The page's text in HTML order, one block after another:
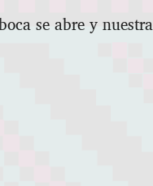
se abre y